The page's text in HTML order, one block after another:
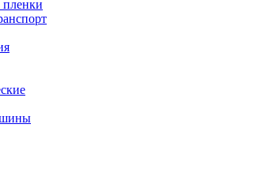
пленки